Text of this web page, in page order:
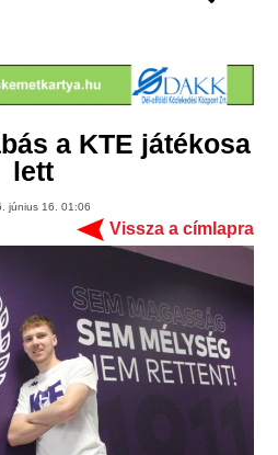
a KTE játékosa
lett
június 16. 01:06
Vissza a címlapra